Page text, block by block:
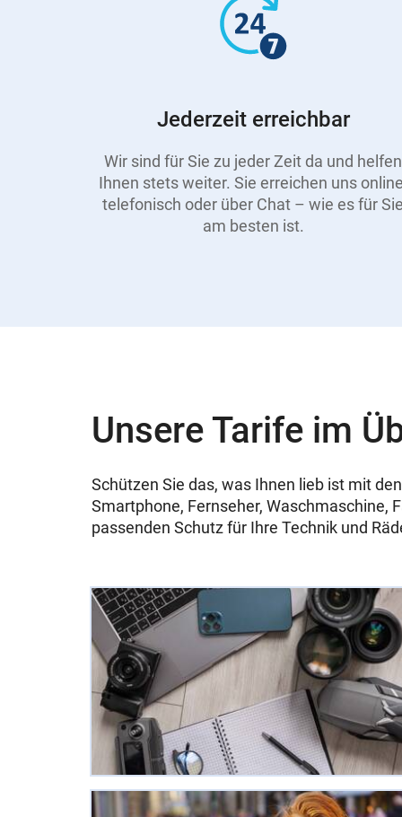
Jederzeit erreichbar
Wir sind für Sie zu jeder Zeit da und helfen
Ihnen stets weiter. Sie erreichen uns
telefonisch oder über Chat – wie es für Sie
am besten ist.
Unsere Tarife im
Schützen Sie das, was Ihnen lieb ist mit
Smartphone, Fernseher, Waschmaschine,
passenden Schutz für Ihre Technik und